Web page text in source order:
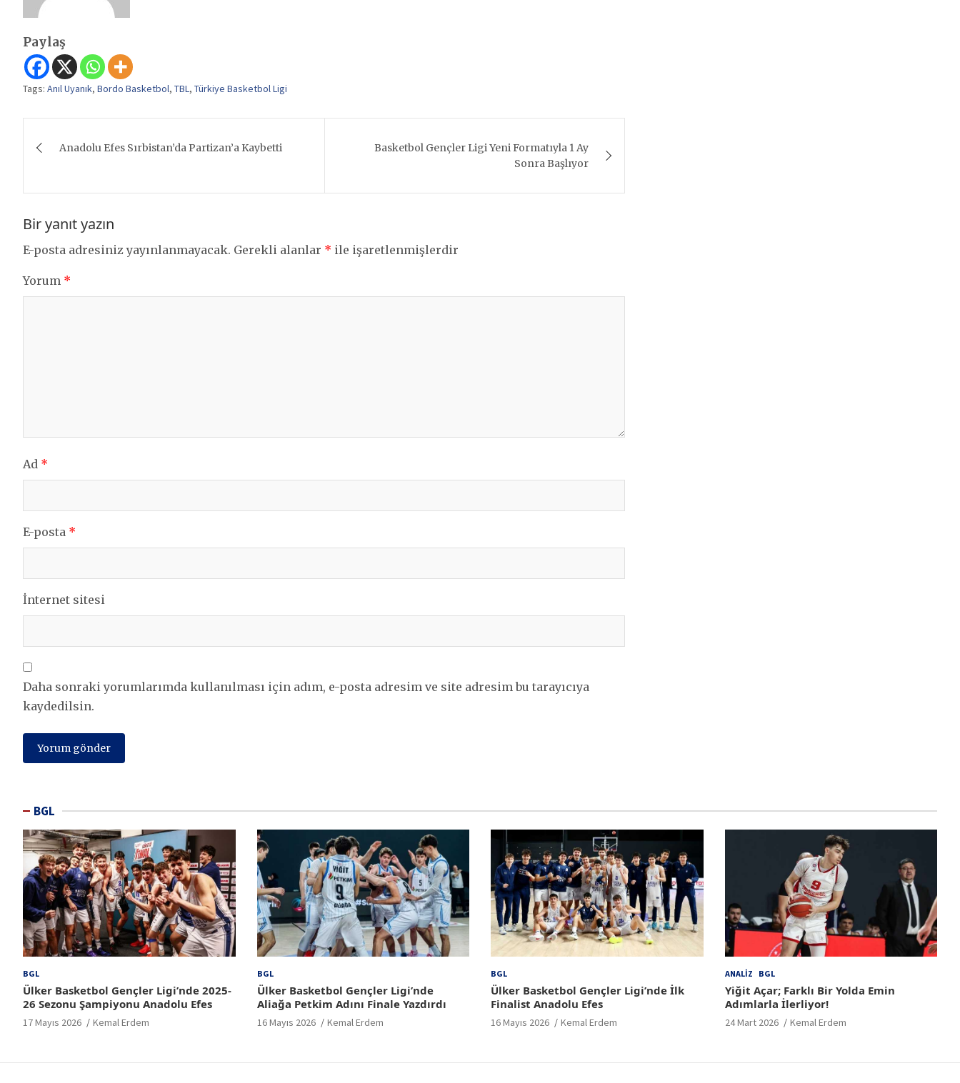
Paylaş
Tags: Anıl Uyanık, Bordo Basketbol, TBL, Türkiye Basketbol Ligi
gezinmesi
Anadolu Efes Sırbistan’da Partizan’a Kaybetti
Basketbol Gençler Ligi Yeni Formatıyla 1 Ay
Sonra Başlıyor
Bir yanıt yazın
E-posta adresiniz yayınlanmayacak. Gerekli alanlar * ile işaretlenmişlerdir
Yorum *
Ad *
E-posta *
İnternet sitesi
Daha sonraki yorumlarımda kullanılması için adım, e-posta adresim ve site adresim bu tarayıcıya
kaydedilsin.
BGL
BGL
Ülker Basketbol Gençler Ligi’nde 2025-
26 Sezonu Şampiyonu Anadolu Efes
17 Mayıs 2026 Kemal Erdem
BGL
Ülker Basketbol Gençler Ligi’nde
Aliağa Petkim Adını Finale Yazdırdı
16 Mayıs 2026 Kemal Erdem
BGL
Ülker Basketbol Gençler Ligi’nde İlk
Finalist Anadolu Efes
16 Mayıs 2026 Kemal Erdem
ANALIZ BGL
Yiğit Açar; Farklı Bir Yolda Emin
Adımlarla İlerliyor!
24 Mart 2026 Kemal Erdem